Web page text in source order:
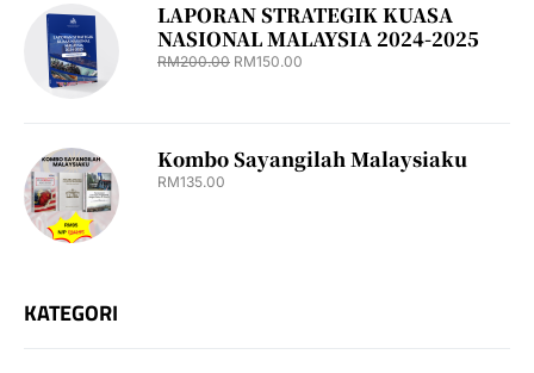
LAPORAN STRATEGIK KUASA
NASIONAL MALAYSIA 2024-2025
RM200.00 RM150.00
Kombo Sayangilah Malaysiaku
RM135.00
KATEGORI